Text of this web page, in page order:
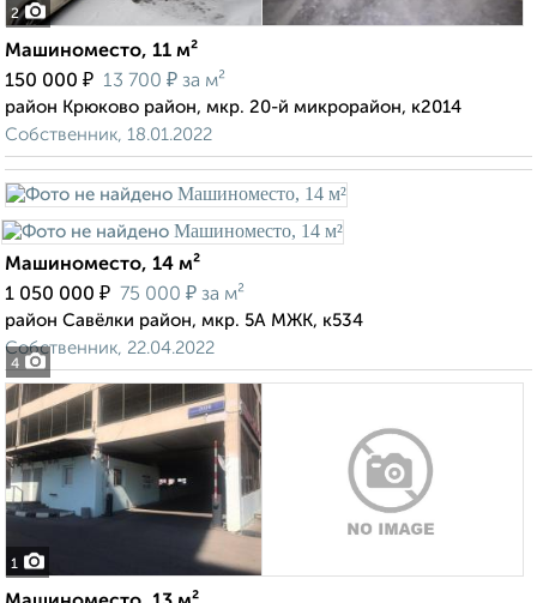
2
Машиноместо, 11 м²
150 000 ₽ 13 700 ₽ за м²
район Крюково район, мкр. 20-й микрорайон, к2014
Собственник, 18.01.2022
4
Машиноместо, 14 м²
1 050 000 ₽ 75 000 ₽ за м²
район Савёлки район, мкр. 5А МЖК, к534
Собственник, 22.04.2022
1